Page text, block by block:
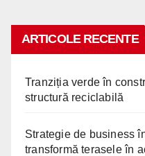
ARTICOLE RECENTE
Tranziția verde în
structură reciclabilă
Strategie de business
transformă terasele în